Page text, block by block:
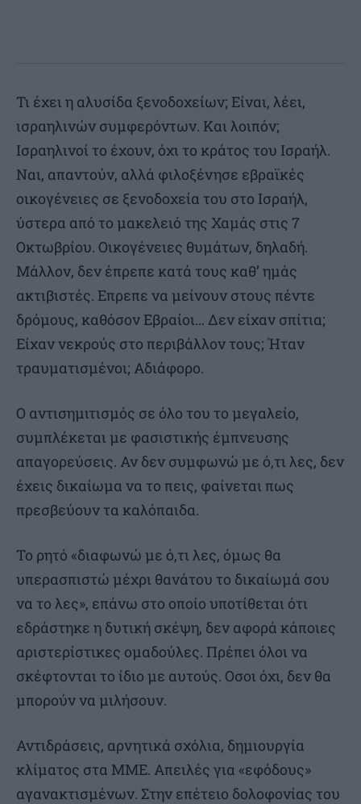
Τι έχει η αλυσίδα ξενοδοχείων; Είναι, λέει,
ισραηλινών συμφερόντων. Και λοιπόν;
Ισραηλινοί το έχουν, όχι το κράτος του Ισραήλ.
Ναι, απαντούν, αλλά φιλοξένησε εβραϊκές
οικογένειες σε ξενοδοχεία του στο Ισραήλ,
ύστερα από το μακελειό της Χαμάς στις 7
Οκτωβρίου. Οικογένειες θυμάτων, δηλαδή.
Μάλλον, δεν έπρεπε κατά τους καθ’ ημάς
ακτιβιστές. Επρεπε να μείνουν στους πέντε
δρόμους, καθόσον Εβραίοι… Δεν είχαν σπίτια;
Είχαν νεκρούς στο περιβάλλον τους; Ήταν
τραυματισμένοι; Αδιάφορο.
Ο αντισημιτισμός σε όλο του το μεγαλείο,
συμπλέκεται με φασιστικής έμπνευσης
απαγορεύσεις. Αν δεν συμφωνώ με ό,τι λες, δεν
έχεις δικαίωμα να το πεις, φαίνεται πως
πρεσβεύουν τα καλόπαιδα.
Το ρητό «διαφωνώ με ό,τι λες, όμως θα
υπερασπιστώ μέχρι θανάτου το δικαίωμά σου
να το λες», επάνω στο οποίο υποτίθεται ότι
εδράστηκε η δυτική σκέψη, δεν αφορά κάποιες
αριστερίστικες ομαδούλες. Πρέπει όλοι να
σκέφτονται το ίδιο με αυτούς. Οσοι όχι, δεν θα
μπορούν να μιλήσουν.
Αντιδράσεις, αρνητικά σχόλια, δημιουργία
κλίματος στα ΜΜΕ. Απειλές για «εφόδους»
αγανακτισμένων. Στην επέτειο δολοφονίας του